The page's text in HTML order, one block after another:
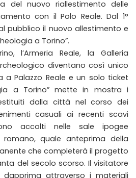
del nuovo riallestimento delle
con il Polo Reale. Dal 1°
pubblico il nuovo allestimento e
a Torino”.
l’Armeria Reale, la Galleria
diventano così unico
a Palazzo Reale e un solo ticket
a Torino” mette in mostra i
dalla città nel corso dei
casuali ai recenti scavi
accolti nelle sale ipogee
quale anteprima della
che completerà il progetto
del secolo scorso. Il visitatore
attraverso i materiali